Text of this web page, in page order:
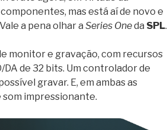
mas está aí de novo e
a pena olhar a Series Oneda SPL.
monitor e gravação, com recursos
de 32 bits. Um controlador de
gravar. E, em ambas as
som impressionante.